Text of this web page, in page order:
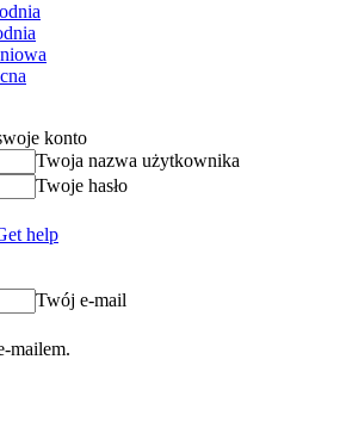
konto
Twoja nazwa użytkownika
Twoje hasło
help
Twój e-mail
mailem.